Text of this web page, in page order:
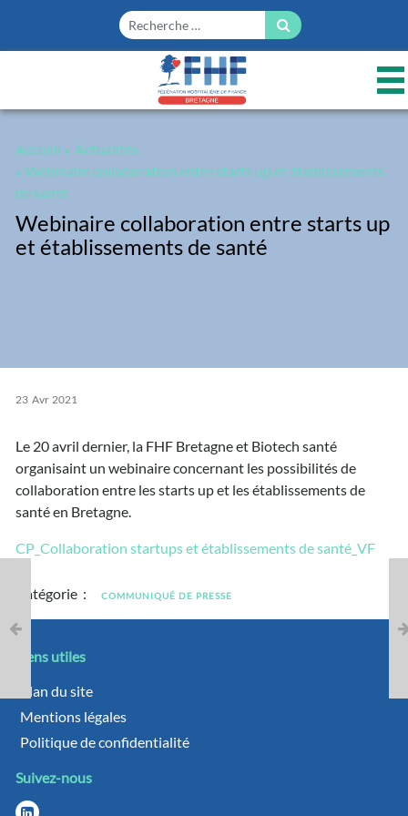
Accueil » Actualités
» Webinaire collaboration entre starts up et établissements
de santé
Webinaire collaboration entre starts up
et établissements de santé
23 Avr 2021
Le 20 avril dernier, la FHF Bretagne et Biotech santé
organisaint un webinaire concernant les possibilités de
collaboration entre les starts up et les établissements de
santé en Bretagne.
CP_Collaboration startups et établissements de santé_VF
Catégorie : COMMUNIQUÉ DE PRESSE
Liens utiles
Plan du site
Mentions légales
Politique de confidentialité
Suivez-nous
Panneau de gestion des cookies